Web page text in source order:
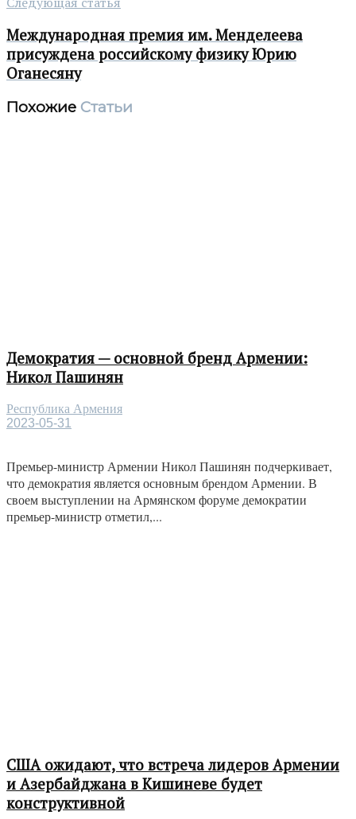
Международная премия им. Менделеева
присуждена российскому физику Юрию
Оганесяну
Похожие Статьи
Демократия — основной бренд Армении:
Никол Пашинян
Республика Армения
2023-05-31
Премьер-министр Армении Никол Пашинян подчеркивает,
что демократия является основным брендом Армении. В
своем выступлении на Армянском форуме демократии
премьер-министр отметил,...
США ожидают, что встреча лидеров Армении
и Азербайджана в Кишиневе будет
конструктивной